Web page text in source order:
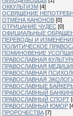
ОККУЛЬТИЗМ [4]
ОСВЯЩЕНИЕ
ОТМЕНА КАНОНОВ [0]
ОТРИЦАНИЕ ЧУДЕС [0]
ОФИЦИАЛЬНЫЕ
ПЕРЕВОДЫ И
ПОЛИТИЧЕСКОЕ
ПОМИНОВЕНИЕ
ПРАВОСЛАВНАЯ
ПРАВОСЛАВНАЯ
ПРАВОСЛАВНАЯ
ПРАВОСЛАВНАЯ
ПРАВОСЛАВНЫЕ
ПРАВОСЛАВНЫЙ
ПРАВОСЛАВНЫЙ СПОРТ
ПРАВОСЛАВНЫЙ ЮМОР
ПРОРОЧЕСТВА [7]